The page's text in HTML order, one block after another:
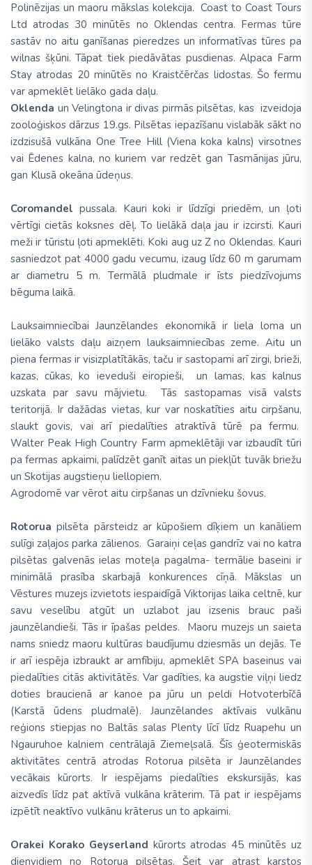
Polinēzijas un maoru mākslas kolekcija. Coast to Coast Tours
Ltd atrodas 30 minūtēs no Oklendas centra. Fermas tūre
sastāv no aitu ganīšanas pieredzes un informatīvas tūres pa
wilnas šķūni. Tāpat tiek piedāvātas pusdienas. Alpaca Farm
Stay atrodas 20 minūtēs no Kraistčērčas lidostas. Šo fermu
var apmeklēt lielāko gada daļu.
Oklenda un Velingtona ir divas pirmās pilsētas, kas izveidoja
zooloģiskos dārzus 19.gs. Pilsētas iepazīšanu vislabāk sākt no
izdzisušā vulkāna One Tree Hill (Viena koka kalns) virsotnes
vai Ēdenes kalna, no kuriem var redzēt gan Tasmānijas jūru,
gan Klusā okeāna ūdeņus.
Coromandel pussala. Kauri koki ir līdzīgi priedēm, un ļoti
vērtīgi cietās koksnes dēļ. To lielākā daļa jau ir izcirsti. Kauri
meži ir tūristu ļoti apmeklēti. Koki aug uz Z no Oklendas. Kauri
sasniedzot pat 4000 gadu vecumu, izaug līdz 60 m garumam
ar diametru 5 m. Termālā pludmale ir īsts piedzīvojums
bēguma laikā.
Lauksaimniecībai Jaunzēlandes ekonomikā ir liela loma un
lielāko valsts daļu aizņem lauksaimniecības zeme. Aitu un
piena fermas ir visizplatītākās, taču ir sastopami arī zirgi, brieži,
kazas, cūkas, ko ieveduši eiropieši, un lamas, kas kalnus
uzskata par savu mājvietu. Tās sastopamas visā valsts
teritorijā. Ir dažādas vietas, kur var noskatīties aitu cirpšanu,
slaukt govis, vai arī piedalīties atraktīvā tūrē pa fermu.
Walter Peak High Country Farm apmeklētāji var izbaudīt tūri
pa fermas apkaimi, palīdzēt ganīt aitas un piekļūt tuvāk briežu
un Skotijas augstieņu liellopiem.
Agrodomē var vērot aitu cirpšanas un dzīvnieku šovus.
Rotoruapilsēta pārsteidz ar kūpošiem dīķiem un kanāliem
sulīgi zaļajos parka zālienos. Garaiņi ceļas gandrīz vai no katra
pilsētas galvenās ielas moteļa pagalma- termālie baseini ir
minimālā prasība skarbajā konkurences cīņā. Mākslas un
Vēstures muzejs izvietots iespaidīgā Viktorijas laika celtnē, kur
savu veselību atgūt un uzlabot jau izsenis brauc paši
jaunzēlandieši. Tās ir īpašas peldes. Maoru muzejs un saieta
nams sniedz maoru kultūras baudījumu dziesmās un dejās. Te
ir arī iespēja izbraukt ar amfībiju, apmeklēt SPA baseinus vai
piedalīties citās aktivitātēs. Var gadīties, ka augstie viļņi liedz
doties braucienā ar kanoe pa jūru un peldi Hotvoterbīčā
(Karstā ūdens pludmalē). Jaunzēlandes aktīvais vulkānu
reģions stiepjas no Baltās salas Plenty līcī līdz Ruapehu un
Ngauruhoe kalniem centrālajā Ziemeļsalā. Šīs ģeotermiskās
aktivitātes centrā atrodas Rotorua pilsēta ir Jaunzēlandes
vecākais kūrorts. Ir iespējams piedalīties ekskursijās, kas
aizvedīs līdz pat aktīvā vulkāna krāterim. Tā pat ir iespējams
izpētīt neaktīvo vulkānu krāterus un to apkaimi.
Orakei Korako Geyserland kūrorts atrodas 45 minūtēs uz
dienvidiem no Rotorua pilsētas. Šeit var atrast karstos